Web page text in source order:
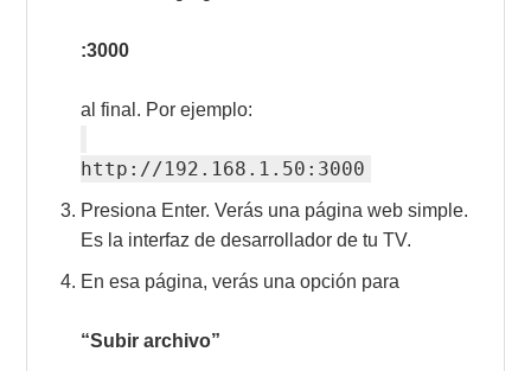
:3000
al final. Por ejemplo:
http://192.168.1.50:3000
Presiona Enter. Verás una página web simple.
Es la interfaz de desarrollador de tu TV.
En esa página, verás una opción para
“Subir archivo”